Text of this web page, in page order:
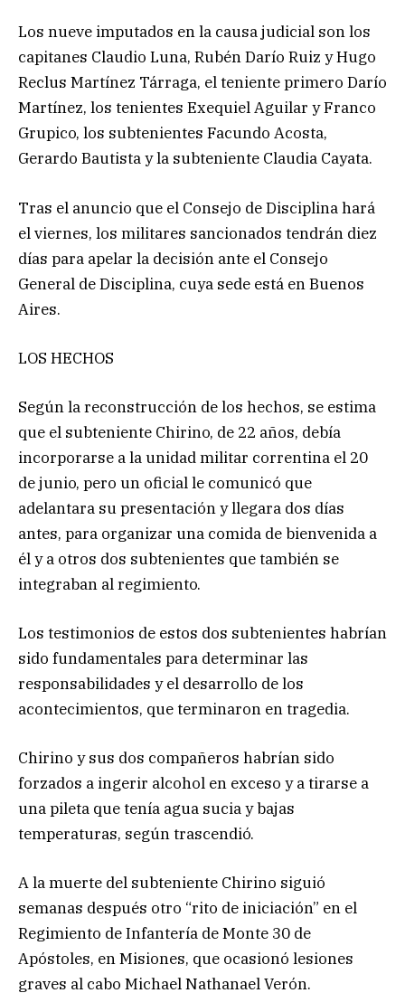
Los nueve imputados en la causa judicial son los
capitanes Claudio Luna, Rubén Darío Ruiz y Hugo
Reclus Martínez Tárraga, el teniente primero Darío
Martínez, los tenientes Exequiel Aguilar y Franco
Grupico, los subtenientes Facundo Acosta,
Gerardo Bautista y la subteniente Claudia Cayata.
Tras el anuncio que el Consejo de Disciplina hará
el viernes, los militares sancionados tendrán diez
días para apelar la decisión ante el Consejo
General de Disciplina, cuya sede está en Buenos
Aires.
LOS HECHOS
Según la reconstrucción de los hechos, se estima
que el subteniente Chirino, de 22 años, debía
incorporarse a la unidad militar correntina el 20
de junio, pero un oficial le comunicó que
adelantara su presentación y llegara dos días
antes, para organizar una comida de bienvenida a
él y a otros dos subtenientes que también se
integraban al regimiento.
Los testimonios de estos dos subtenientes habrían
sido fundamentales para determinar las
responsabilidades y el desarrollo de los
acontecimientos, que terminaron en tragedia.
Chirino y sus dos compañeros habrían sido
forzados a ingerir alcohol en exceso y a tirarse a
una pileta que tenía agua sucia y bajas
temperaturas, según trascendió.
A la muerte del subteniente Chirino siguió
semanas después otro “rito de iniciación” en el
Regimiento de Infantería de Monte 30 de
Apóstoles, en Misiones, que ocasionó lesiones
graves al cabo Michael Nathanael Verón.